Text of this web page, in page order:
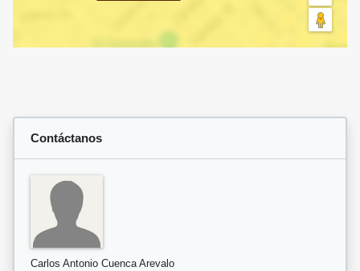
Contáctanos
Carlos Antonio Cuenca Arevalo